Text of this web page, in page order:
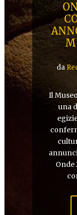
da
Il
una
Onde